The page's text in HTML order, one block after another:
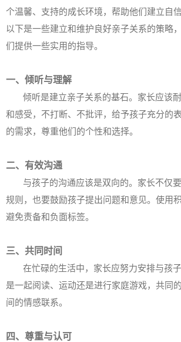
个温馨、支持的成长环境，帮助他们建立自
以下是一些建立和维护良好亲子关系的策略
们提供一些实用的指导。
一、倾听与理解
倾听是建立亲子关系的基石。家长应该
和感受，不打断、不批评，给予孩子充分的
的需求，尊重他们的个性和选择。
二、有效沟通
与孩子的沟通应该是双向的。家长不仅
规则，也要鼓励孩子提出问题和意见。使用
避免责备和负面标签。
三、共同时间
在忙碌的生活中，家长应努力安排与孩
是一起阅读、运动还是进行家庭游戏，共同
间的情感联系。
四、尊重与认可